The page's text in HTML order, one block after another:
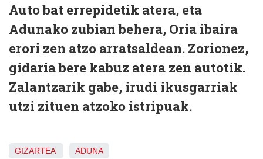
Auto bat errepidetik atera, eta
Adunako zubian behera, Oria ibaira
erori zen atzo arratsaldean. Zorionez,
gidaria bere kabuz atera zen autotik.
Zalantzarik gabe, irudi ikusgarriak
utzi zituen atzoko istripuak.
GIZARTEA ADUNA